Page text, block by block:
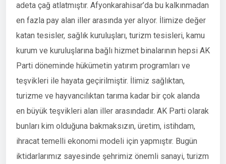
adeta çağ atlatmıştır. Afyonkarahisar’da bu kalkınmadan
en fazla pay alan iller arasında yer alıyor. İlimize değer
katan tesisler, sağlık kuruluşları, turizm tesisleri, kamu
kurum ve kuruluşlarına bağlı hizmet binalarının hepsi AK
Parti döneminde hükümetin yatırım programları ve
teşvikleri ile hayata geçirilmiştir. İlimiz sağlıktan,
turizme ve hayvancılıktan tarıma kadar bir çok alanda
en büyük teşvikleri alan iller arasındadır. AK Parti olarak
bunları kim olduğuna bakmaksızın, üretim, istihdam,
ihracat temelli ekonomi modeli için yapmıştır. Bugün
iktidarlarımız sayesinde şehrimiz önemli sanayi, turizm